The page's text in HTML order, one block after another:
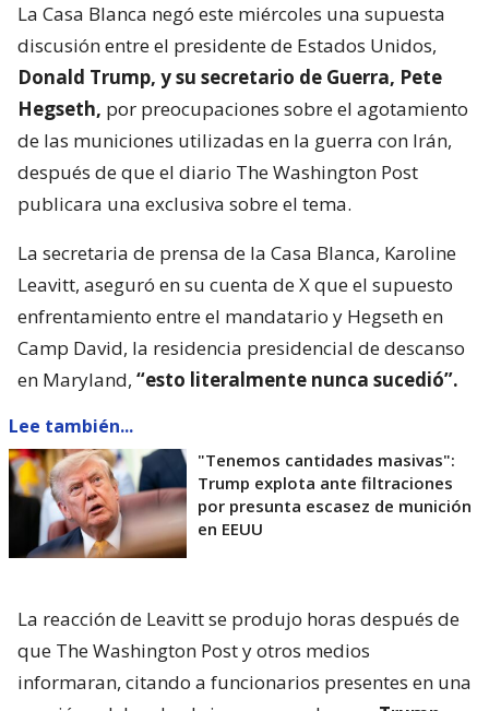
La Casa Blanca negó este miércoles una supuesta
discusión entre el presidente de Estados Unidos,
Donald Trump, y su secretario de Guerra, Pete
Hegseth, por preocupaciones sobre el agotamiento
de las municiones utilizadas en la guerra con Irán,
después de que el diario The Washington Post
publicara una exclusiva sobre el tema.
La secretaria de prensa de la Casa Blanca, Karoline
Leavitt, aseguró en su cuenta de X que el supuesto
enfrentamiento entre el mandatario y Hegseth en
Camp David, la residencia presidencial de descanso
en Maryland, “esto literalmente nunca sucedió”.
Lee también...
"Tenemos cantidades masivas":
Trump explota ante filtraciones
por presunta escasez de munición
en EEUU
La reacción de Leavitt se produjo horas después de
que The Washington Post y otros medios
informaran, citando a funcionarios presentes en una